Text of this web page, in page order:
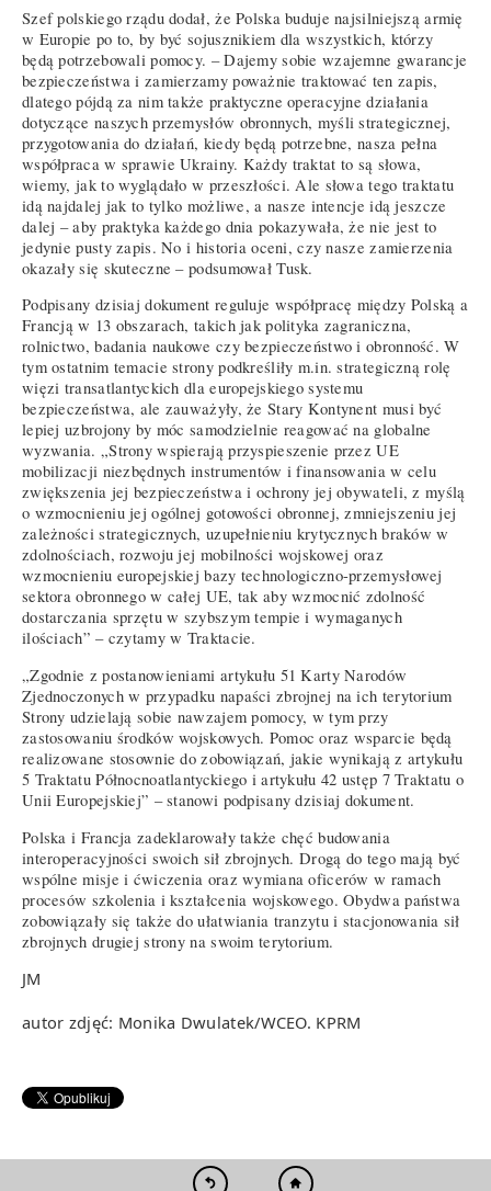
Szef polskiego rządu dodał, że Polska buduje najsilniejszą armię
w Europie po to, by być sojusznikiem dla wszystkich, którzy
będą potrzebowali pomocy. – Dajemy sobie wzajemne gwarancje
bezpieczeństwa i zamierzamy poważnie traktować ten zapis,
dlatego pójdą za nim także praktyczne operacyjne działania
dotyczące naszych przemysłów obronnych, myśli strategicznej,
przygotowania do działań, kiedy będą potrzebne, nasza pełna
współpraca w sprawie Ukrainy. Każdy traktat to są słowa,
wiemy, jak to wyglądało w przeszłości. Ale słowa tego traktatu
idą najdalej jak to tylko możliwe, a nasze intencje idą jeszcze
dalej – aby praktyka każdego dnia pokazywała, że nie jest to
jedynie pusty zapis. No i historia oceni, czy nasze zamierzenia
okazały się skuteczne – podsumował Tusk.
Podpisany dzisiaj dokument reguluje współpracę między Polską a
Francją w 13 obszarach, takich jak polityka zagraniczna,
rolnictwo, badania naukowe czy bezpieczeństwo i obronność. W
tym ostatnim temacie strony podkreśliły m.in. strategiczną rolę
więzi transatlantyckich dla europejskiego systemu
bezpieczeństwa, ale zauważyły, że Stary Kontynent musi być
lepiej uzbrojony by móc samodzielnie reagować na globalne
wyzwania. „Strony wspierają przyspieszenie przez UE
mobilizacji niezbędnych instrumentów i finansowania w celu
zwiększenia jej bezpieczeństwa i ochrony jej obywateli, z myślą
o wzmocnieniu jej ogólnej gotowości obronnej, zmniejszeniu jej
zależności strategicznych, uzupełnieniu krytycznych braków w
zdolnościach, rozwoju jej mobilności wojskowej oraz
wzmocnieniu europejskiej bazy technologiczno-przemysłowej
sektora obronnego w całej UE, tak aby wzmocnić zdolność
dostarczania sprzętu w szybszym tempie i wymaganych
ilościach” – czytamy w Traktacie.
„Zgodnie z postanowieniami artykułu 51 Karty Narodów
Zjednoczonych w przypadku napaści zbrojnej na ich terytorium
Strony udzielają sobie nawzajem pomocy, w tym przy
zastosowaniu środków wojskowych. Pomoc oraz wsparcie będą
realizowane stosownie do zobowiązań, jakie wynikają z artykułu
5 Traktatu Północnoatlantyckiego i artykułu 42 ustęp 7 Traktatu o
Unii Europejskiej” – stanowi podpisany dzisiaj dokument.
Polska i Francja zadeklarowały także chęć budowania
interoperacyjności swoich sił zbrojnych. Drogą do tego mają być
wspólne misje i ćwiczenia oraz wymiana oficerów w ramach
procesów szkolenia i kształcenia wojskowego. Obydwa państwa
zobowiązały się także do ułatwiania tranzytu i stacjonowania sił
zbrojnych drugiej strony na swoim terytorium.
JM
autor zdjęć: Monika Dwulatek/WCEO. KPRM